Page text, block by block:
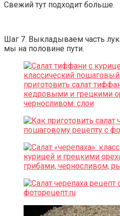
Свежий тут подходит больше.
Шаг 7. Выкладываем часть
мы на половине пути.